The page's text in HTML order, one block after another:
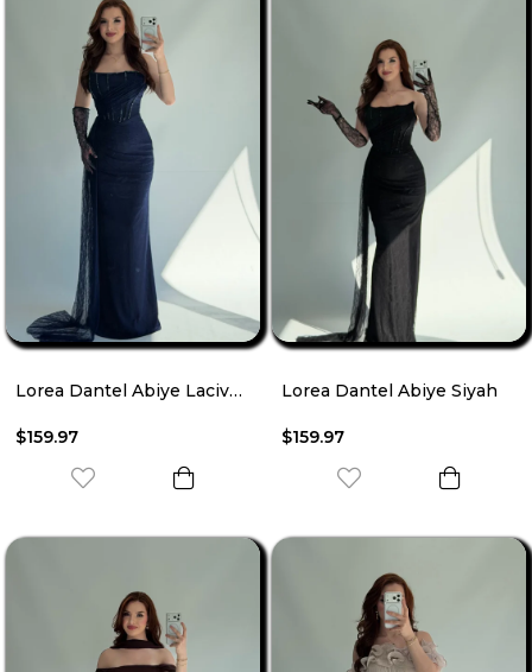
Lorea Dantel Abiye Lacivert
$159.97
Lorea Dantel Abiye Siyah
$159.97